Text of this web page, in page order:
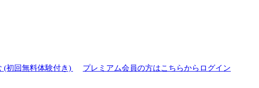
(初回無料体験付き)
プレミアム会員の方はこちらからログイン